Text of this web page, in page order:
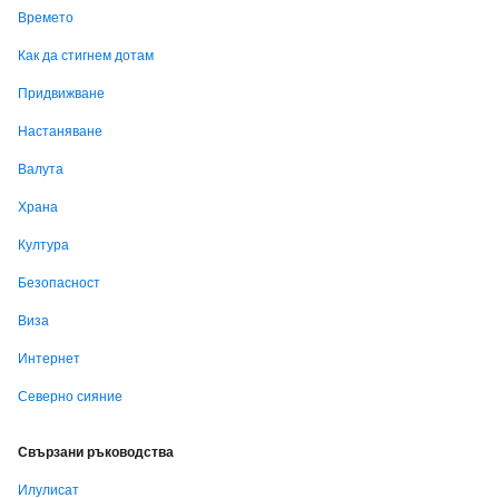
Времето
Как да стигнем дотам
Придвижване
Настаняване
Валута
Храна
Култура
Безопасност
Виза
Интернет
Северно сияние
Свързани ръководства
Илулисат